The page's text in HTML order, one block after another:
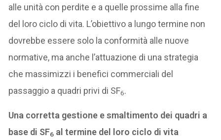
alle unità con perdite e a quelle prossime alla fine
del loro ciclo di vita. L’obiettivo a lungo termine non
dovrebbe essere solo la conformità alle nuove
normative, ma anche l’attuazione di una strategia
che massimizzi i benefici commerciali del
passaggio a quadri privi di SF6.
Una corretta gestione e smaltimento dei quadri a
base di SF6 al termine del loro ciclo di vita